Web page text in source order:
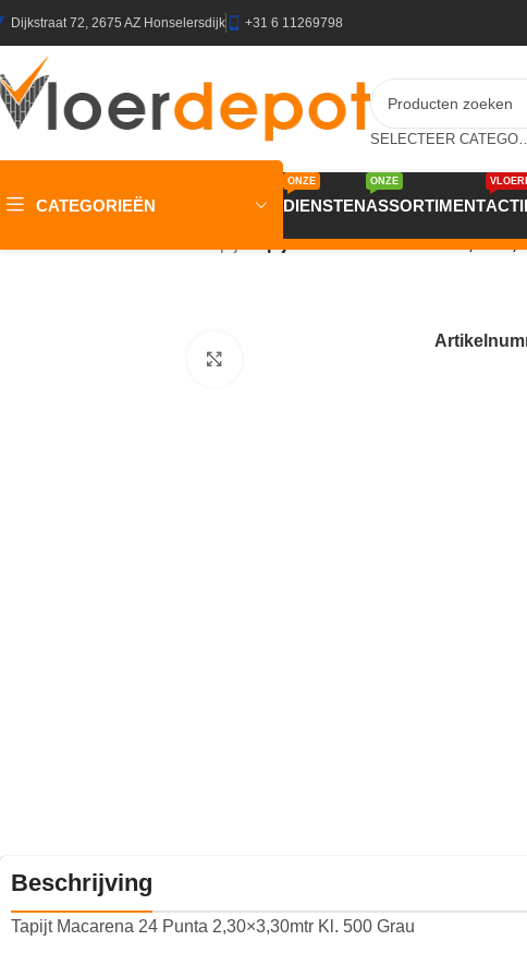
Dijkstraat 72, 2675 AZ Honselersdijk +31 6 11269798
CATEGORIEËN DIENSTEN
ONZE
ASSORTIMENT
ONZE
Tapijt Macarena 24 Punta
Beschrijving
Tapijt Macarena 24 Punta 2,30×3,30mtr Kl. 500 Grau